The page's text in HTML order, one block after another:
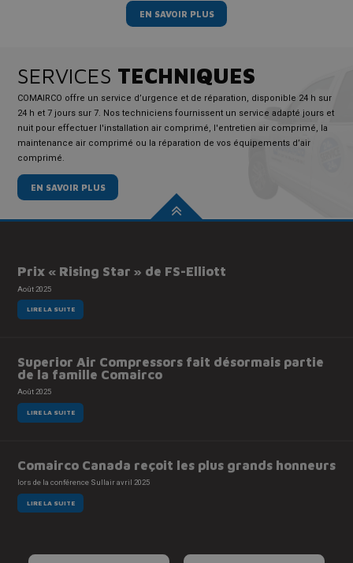
EN SAVOIR PLUS
SERVICES TECHNIQUES
COMAIRCO offre un service d’urgence et de réparation, disponible 24 h sur
24 h et 7 jours sur 7. Nos techniciens fournissent un service adapté jours et
nuit pour effectuer l'installation air comprimé, l'entretien air comprimé, la
maintenance air comprimé ou la réparation de vos équipements d’air
comprimé.
EN SAVOIR PLUS
Prix « Rising Star » de FS-Elliott
Août 2025
LIRE LA SUITE
Superior Air Compressors fait désormais partie
de la famille Comairco
Août 2025
LIRE LA SUITE
Comairco Canada reçoit les plus grands honneurs
lors de la conférence Sullair avril 2025
LIRE LA SUITE